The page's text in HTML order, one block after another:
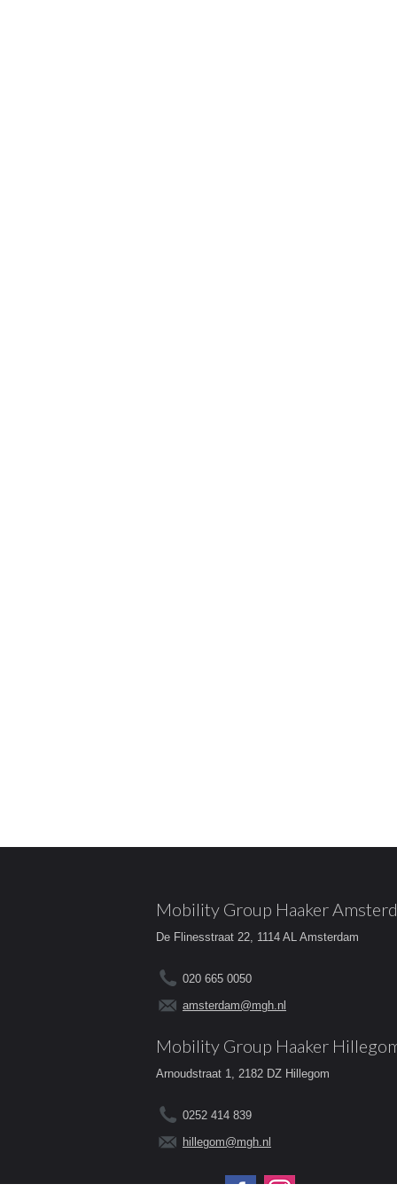
Mobility Group Haaker
De Flinesstraat 22, 1114 AL Amsterdam
020 665 0050
amsterdam@mgh.nl
Mobility Group Haaker
Arnoudstraat 1, 2182 DZ Hillegom
0252 414 839
hillegom@mgh.nl
Volg ons op: